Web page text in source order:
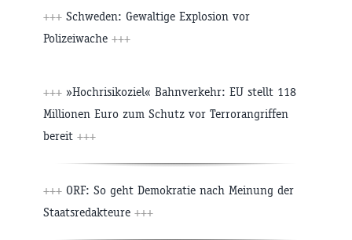
+++ Schweden: Gewaltige Explosion vor
Polizeiwache +++
+++ »Hochrisikoziel« Bahnverkehr: EU stellt 118
Millionen Euro zum Schutz vor Terrorangriffen
bereit +++
+++ ORF: So geht Demokratie nach Meinung der
Staatsredakteure +++